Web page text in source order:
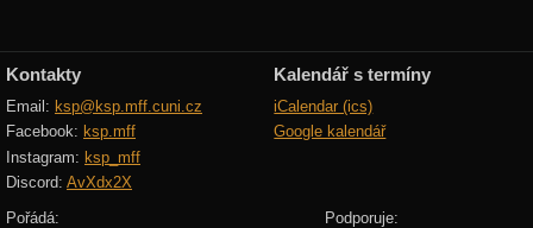
Kontakty
Email: ksp@ksp.mff.cuni.cz
Facebook: ksp.mff
Instagram: ksp_mff
Discord: AvXdx2X
Kalendář s termíny
iCalendar (ics)
Google kalendář
Pořádá: Podporuje: